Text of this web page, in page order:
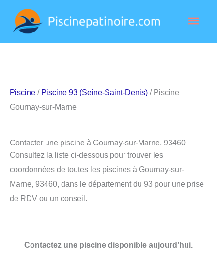
contenu
Piscine / Piscine 93 (Seine-Saint-Denis) / Piscine
Gournay-sur-Marne
Contacter une piscine à Gournay-sur-Marne, 93460
Consultez la liste ci-dessous pour trouver les
coordonnées de toutes les piscines à Gournay-sur-
Marne, 93460, dans le département du 93 pour une prise
de RDV ou un conseil.
Contactez une piscine disponible aujourd’hui.